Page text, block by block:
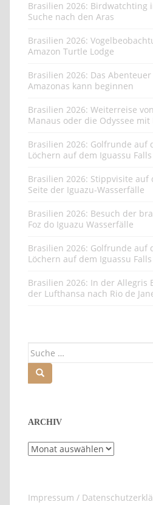
Brasilien 2026: Birdwatchting
Suche nach den Aras
Brasilien 2026:
Amazon Turtle Lodge
Brasilien 2026: Das
Amazonas kann beginnen
Brasilien 2026: Weiterreise
Manaus oder die Odyssee mit
Brasilien 2026: Golfrunde auf
Löchern auf dem Iguassu
Brasilien 2026: Stippvisite
Seite der Iguazu-Wasserfälle
Brasilien 2026: Besuch der
Foz do Iguazu Wasserfälle
Brasilien 2026: Golfrunde auf
Löchern auf dem Iguassu
Brasilien 2026: In der Allegris
der Lufthansa nach Rio de
ARCHIV
Archiv
Impressum /